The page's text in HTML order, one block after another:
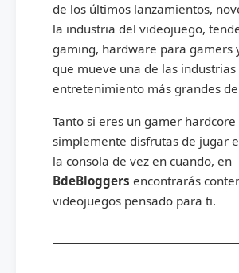
de los últimos lanzamientos,
la industria del videojuego,
gaming, hardware para gamers
que mueve una de las industrias
entretenimiento más grandes
Tanto si eres un gamer hardcore
simplemente disfrutas de jugar
la consola de vez en cuando, en
BdeBloggers encontrarás
videojuegos pensado para ti.